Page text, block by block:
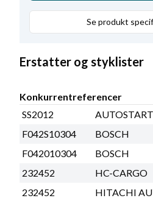
Se produkt
Erstatter og styklister
Konkurrentreferencer
SS2012
F042S10304
BOSCH
F042010304
BOSCH
232452
HC-CARGO
232452
HITACHI